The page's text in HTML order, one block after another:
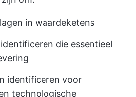
in waardeketens
die essentieel
identificeren voor
technologische